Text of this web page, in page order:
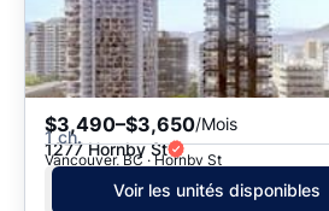
$3,490–$3,650/Mois
1 ch.
1277 Hornby St
Vancouver, BC · Hornby St
Voir les unités disponibles